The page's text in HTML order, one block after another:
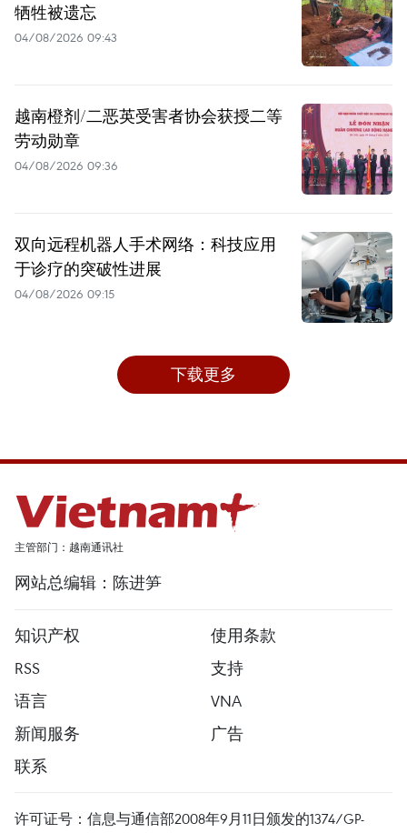
牺牲被遗忘
04/08/2026 09:43
越南橙剂/二恶英受害者协会获授二等
劳动勋章
04/08/2026 09:36
双向远程机器人手术网络：科技应用
于诊疗的突破性进展
04/08/2026 09:15
下载更多
主管部门：越南通讯社
网站总编辑：陈进笋
知识产权
使用条款
RSS
支持
语言
VNA
新闻服务
广告
联系
许可证号：信息与通信部2008年9月11日颁发的1374/GP-